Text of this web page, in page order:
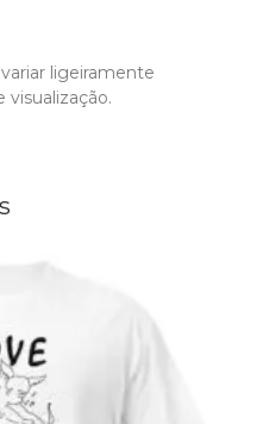
ligeiramente
visualização.